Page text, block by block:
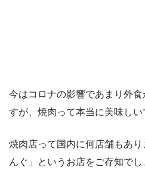
今はコロナの影響であまり外
すが、焼肉って本当に美味しい
焼肉店って国内に何店舗もあ
んぐ」というお店をご存知でし